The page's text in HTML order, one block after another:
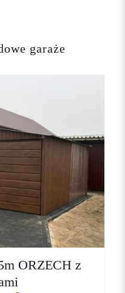
garaże
ORZECH z